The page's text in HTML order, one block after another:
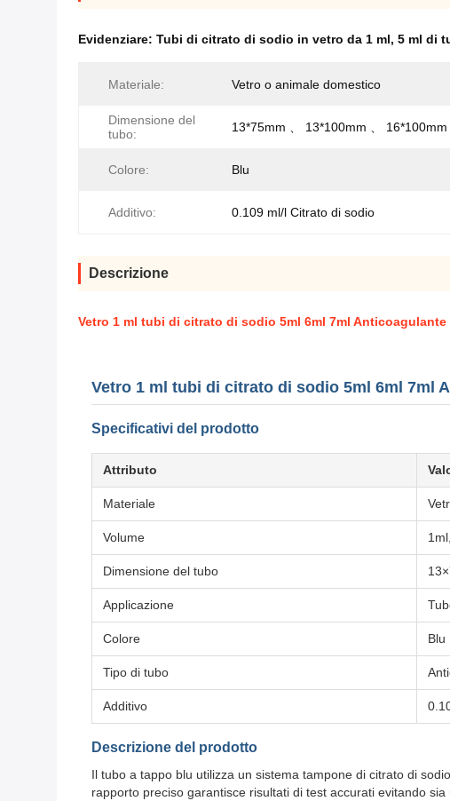
Evidenziare: Tubi di citrato di sodio in vetro da 1 ml, 5 ml di
Materiale: Vetro o animale domestico
Dimensione del
tubo:
13*75mm 、 13*100mm 、 16*100mm
Colore: Blu
Additivo: 0.109 ml/l Citrato di sodio
Descrizione
Vetro 1 ml tubi di citrato di sodio 5ml 6ml 7ml
Vetro 1 ml tubi di citrato di sodio 5ml 6ml 7ml
Specificativi del prodotto
Attributo
Materiale
Volume
Dimensione del tubo
Applicazione
Colore Blu
Tipo di tubo
Additivo
Descrizione del prodotto
Il tubo a tappo blu utilizza un sistema tampone di citrato di
rapporto preciso garantisce risultati di test accurati evitando